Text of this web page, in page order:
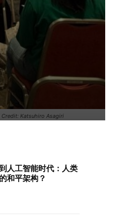
Katsuhiro Asagiri
人工智能时代：人类
和平架构？